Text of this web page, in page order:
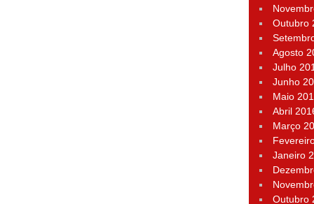
Outubro
Agosto
Julho
Junho
Maio
Abril
Março
Janeiro
Outubro